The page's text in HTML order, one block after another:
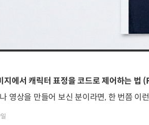
지에서 캐릭터 표정을 코드로 제어하는
영상을 만들어 보신 분이라면, 한 번쯤 이